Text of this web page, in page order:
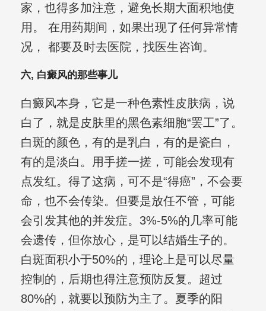
家，也得多加注意，避免长期大面积地使
用。 在用药期间，如果出现了任何异常情
况， 都要及时去医院，找医生咨询。
六, 白癜风的那些事儿
白癜风本身，它是一种色素性皮肤病，说
白了，就是皮肤里的黑色素细胞“罢工”了。
白斑的颜色，有的是乳白，有的是瓷白，
有的是淡白。用手搓一搓，可能会发现有
点发红。得了这病，可不是“得癌”，不会要
命，也不会传染。但要是放任不管，可能
会引发其他的并发症。3%-5%的几率可能
会遗传，但你放心，是可以结婚生子的。
白斑面积小于50%的，理论上是可以尽量
控制的，后期也得注意预防反复。超过
80%的，就要以预防为主了。夏季的阳